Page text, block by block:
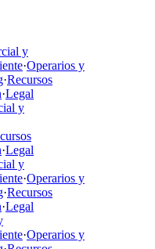
y
·Operarios y
·Recursos
·Legal
y
·Legal
y
·Operarios y
·Recursos
·Legal
·Operarios y